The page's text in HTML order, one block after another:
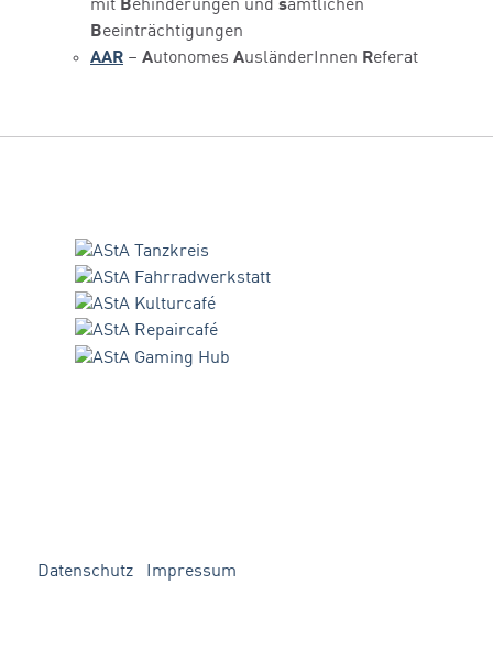
mit Behinderungen und sämtlichen
Beeinträchtigungen
AAR – Autonomes AusländerInnen Referat
Datenschutz Impressum